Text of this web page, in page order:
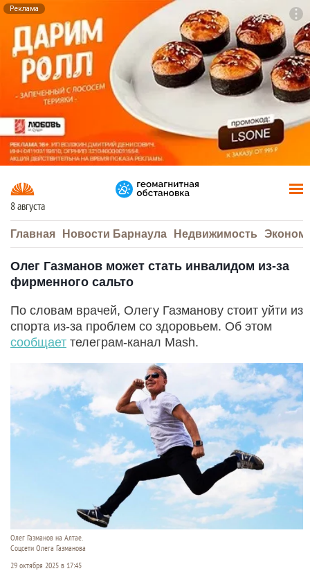
Реклама
8 августа
Главная Новости Барнаула Недвижимость
Олег Газманов может стать инвалидом из-за
фирменного сальто
По словам врачей, Олегу Газманову стоит уйти из
спорта из-за проблем со здоровьем. Об этом
сообщает телеграм-канал Mash.
Олег Газманов на Алтае.
Соцсети Олега Газманова
29 октября 2025 в 17:45